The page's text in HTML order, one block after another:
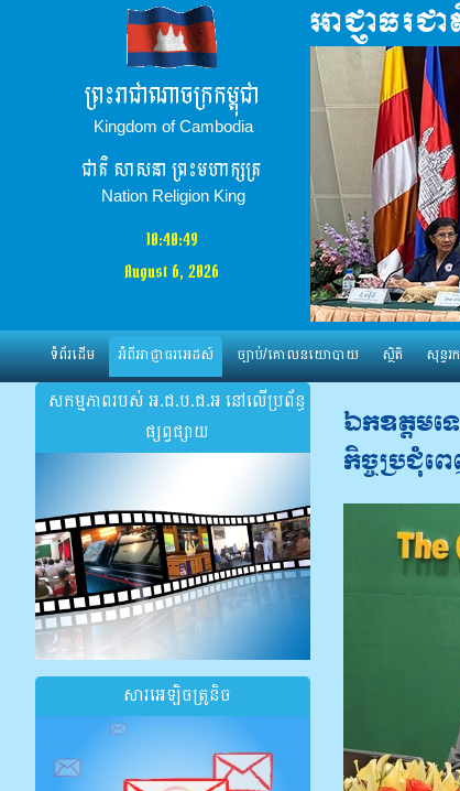
ព្រះរាជាណាចក្រកម្ពុជា
Kingdom of Cambodia
ជាតិ​ សាសនា ព្រះមហាក្សត្រ
Nation Religion King
10:40:50
August 6, 2026
ទំព័រដើម អំពីអាជ្ញាធរអេដស៍ ច្បាប់/គោលនយោបាយ ស្ថិតិ សុន្ទរ
សកម្មភាពរបស់ អ.ជ.ប.ជ.អ នៅលើប្រព័ន្ធ
ផ្សព្វផ្សាយ
សារអេឡិចត្រូនិច
ឯកឧត្តមទ
កិច្ចប្រជុំព